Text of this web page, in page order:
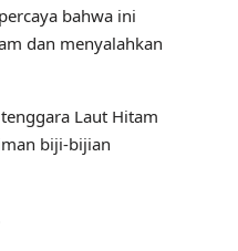
bahwa ini
dan menyalahkan
Laut Hitam
biji-bijian